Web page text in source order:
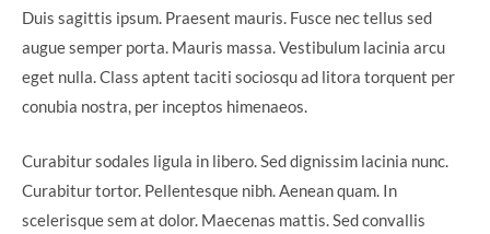
Duis sagittis ipsum. Praesent mauris. Fusce nec tellus sed
augue semper porta. Mauris massa. Vestibulum lacinia arcu
eget nulla. Class aptent taciti sociosqu ad litora torquent per
conubia nostra, per inceptos himenaeos.
Curabitur sodales ligula in libero. Sed dignissim lacinia nunc.
Curabitur tortor. Pellentesque nibh. Aenean quam. In
scelerisque sem at dolor. Maecenas mattis. Sed convallis